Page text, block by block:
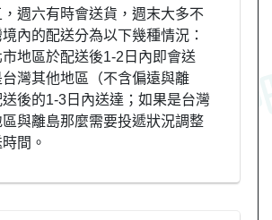
週六有時會送貨，週末大多不
內的配送分為以下幾種情況：
地區於配送後1-2日內即會送
灣其他地區（不含偏遠與離
後的1-3日內送達；如果是台灣
與離島那麼需要投遞狀況調整
間。